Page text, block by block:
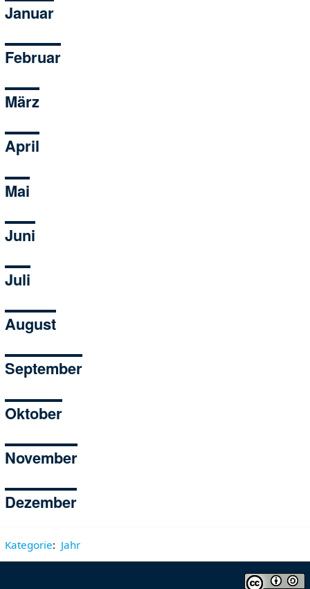
Januar
Februar
März
April
Mai
Juni
Juli
August
September
Oktober
November
Dezember
Kategorie: Jahr